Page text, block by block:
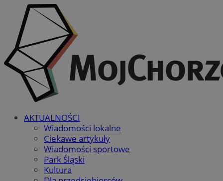
AKTUALNOŚCI
Wiadomości lokalne
Ciekawe artykuły
Wiadomości sportowe
Park Śląski
Kultura